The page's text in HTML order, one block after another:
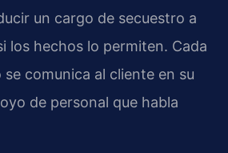
un cargo de secuestro a
los hechos lo permiten. Cada
comunica al cliente en su
de personal que habla